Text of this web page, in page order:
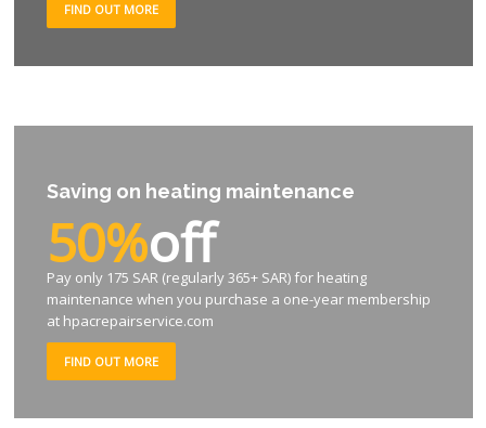
FIND OUT MORE
Saving on heating maintenance
50%off
Pay only 175 SAR (regularly 365+ SAR) for heating
maintenance when you purchase a one-year membership
at hpacrepairservice.com
FIND OUT MORE